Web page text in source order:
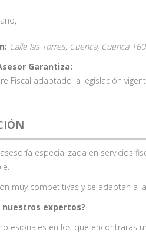
,
Calle las Torres, Cuenca, Cuenca
Garantiza:
Fiscal adaptado la legislación
especializada en servicios
muy competitivas y se adaptan a
nuestros expertos?
en los que encontrarás